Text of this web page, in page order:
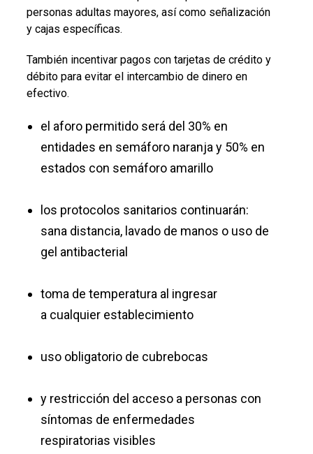
personas adultas mayores, así como señalización
y cajas específicas.
También incentivar pagos con tarjetas de crédito y
débito para evitar el intercambio de dinero en
efectivo.
el aforo permitido será del 30% en
entidades en semáforo naranja y 50% en
estados con semáforo amarillo
los protocolos sanitarios continuarán:
sana distancia, lavado de manos o uso de
gel antibacterial
toma de temperatura al ingresar
a cualquier establecimiento
uso obligatorio de cubrebocas
y restricción del acceso a personas con
síntomas de enfermedades
respiratorias visibles